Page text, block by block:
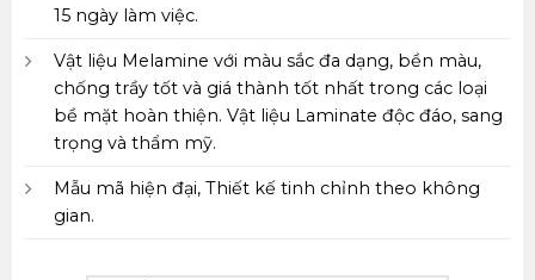
15 ngày làm việc.
Vật liệu Melamine với màu sắc đa dạng, bền màu,
chống trầy tốt và giá thành tốt nhất trong các loại
bề mặt hoàn thiện. Vật liệu Laminate độc đáo, sang
trọng và thẩm mỹ.
Mẫu mã hiện đại, Thiết kế tinh chỉnh theo không
gian.